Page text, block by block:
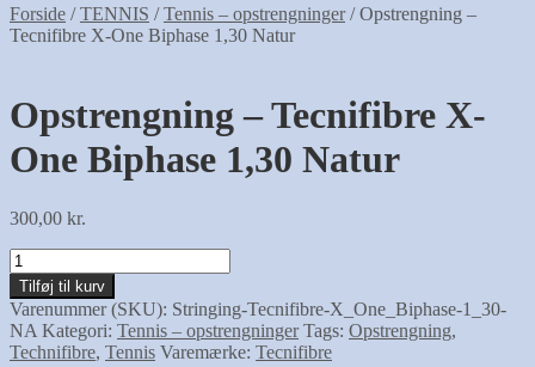
Forside /TENNIS /Tennis – opstrengninger/Opstrengning –
Tecnifibre X-One Biphase 1,30 Natur
Opstrengning – Tecnifibre X-
One Biphase 1,30 Natur
300,00 kr.
Opstrengning
-
Tecnifibre
X-
One
Tilføj til kurv
Varenummer (SKU): Stringing-Tecnifibre-X_One_Biphase-1_30-
NA Kategori: Tennis – opstrengninger Tags: Opstrengning,
Technifibre, Tennis Varemærke: Tecnifibre